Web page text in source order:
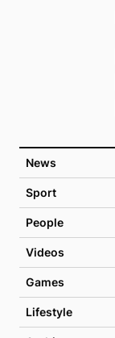
News
Sport
People
Videos
Games
Lifestyle